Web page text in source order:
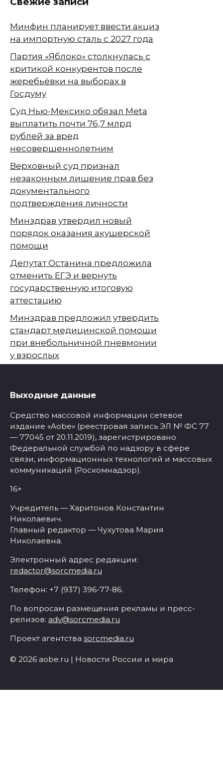
Минфин планирует ввести акциз
на импортную сталь с 2027 года
Партия «Яблоко» столкнулась с
критикой конкурентов после
жеребьёвки на выборах в
Госдуму
Суд Нью-Мексико обязал Meta
выплатить почти 76,7 млрд
рублей за вред
несовершеннолетним
Верховный суд признал
незаконным лишение прав без
документального
подтверждения личности
Минздрав утвердил новый
порядок оказания акушерской
помощи
Депутат Останина предложила
отменить ЕГЭ и вернуть
государственную итоговую
аттестацию
Минздрав предложил утвердить
стандарт медицинской помощи
при внебольничной пневмонии
у взрослых
Выходные данные
Средство массовой информации сетевое
издание «Aobe» (реестровая запись ЭЛ № ФС 77
— 77045 от 20.11.2019), зарегистрировано
Федеральной службой по надзору в сфере
связи, информационных технологий и массовых
коммуникаций (Роскомнадзор).
16+
Учредитель — Харитонов Константин
Николаевич.
Главный редактор — Чухутова Мария
Николаевна.
Электронный адрес редакции:
redactor@sorcmedia.ru
Телефон: +7 (937) 396-77-86.
По вопросам размещения рекламы и пресс-
релизов: adv@sorcmedia.ru
Проект агентства sorcmedia.ru
© 2026 aobe.ru | Новости России и мира